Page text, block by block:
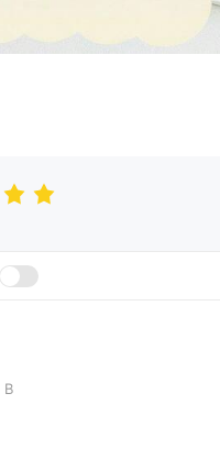
B